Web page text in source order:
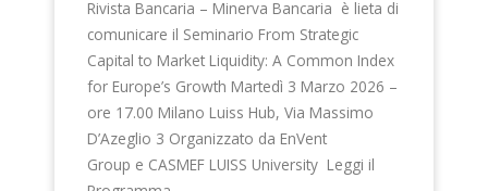
Rivista Bancaria – Minerva Bancaria è lieta di
comunicare il Seminario From Strategic
Capital to Market Liquidity: A Common Index
for Europe’s Growth Martedì 3 Marzo 2026 –
ore 17.00 Milano Luiss Hub, Via Massimo
D’Azeglio 3 Organizzato da EnVent
Group e CASMEF LUISS University Leggi il